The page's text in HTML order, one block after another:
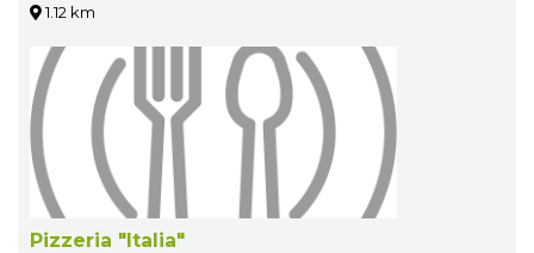
1.12 km
Pizzeria "Italia"